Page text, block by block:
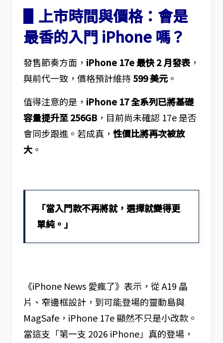
▋上市時間與價格：會是
最香的入門 iPhone 嗎？
發售節奏方面， iPhone 17e 最快 2 月發表，
與前代一致，價格預計維持599 美元。
值得注意的是， iPhone 17 全系列已將基礎
容量提升至 256GB，目前尚未確認 17e 是否
會同步跟進。若成真， 性價比將再次被放
大。
「當入門款不再將就，選擇就變得更
單純。」
《iPhone News 愛瘋了》表示，從 A19 晶
片、窄邊框設計，到可能登場的靈動島與
MagSafe，iPhone 17e 顯然不只是小改款。
當這支「第一支 2026 iPhone」真的登場，